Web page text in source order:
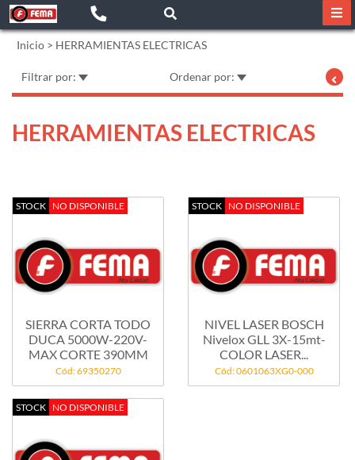
Inicio > HERRAMIENTAS ELECTRICAS
Filtrar por: Ordenar por:
HERRAMIENTAS ELECTRICAS
STOCK NO DISPONIBLE
SIERRA CORTA TODO
DUCA 5000W-220V-
MAX CORTE 390MM
Cód: 69350270
STOCK NO DISPONIBLE
NIVEL LASER BOSCH
Nivelox GLL 3X-15mt-
COLOR LASER...
Cód: 0601063XG0-000
STOCK NO DISPONIBLE